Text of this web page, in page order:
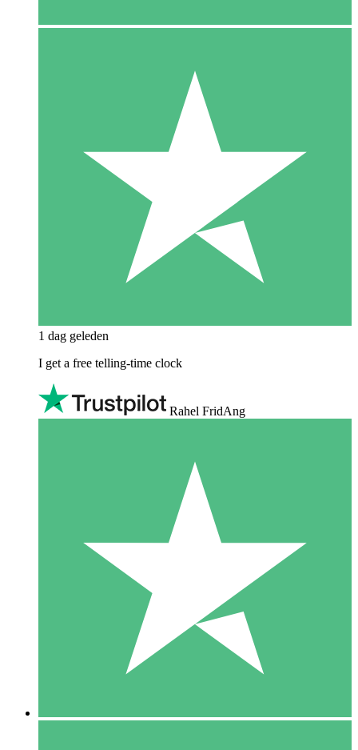
1 dag geleden
I get a free telling-time clock
Rahel FridAng